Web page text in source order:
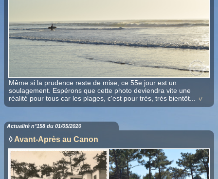
Même si la prudence reste de mise, ce 55e jour est un
soulagement. Espérons que cette photo deviendra vite une
réalité pour tous car les plages, c'est pour très, très bientôt
+/-
Actualité n°158 du 01/05/2020
◊ Avant-Après au Canon